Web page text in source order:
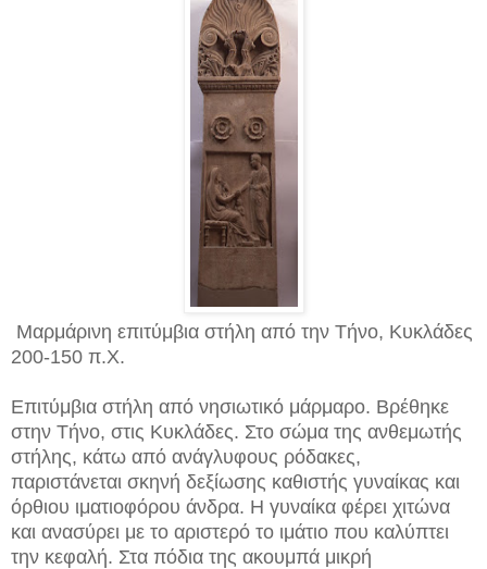
Μαρμάρινη επιτύμβια στήλη από την Τήνο, Κυκλάδες
200-150 π.X.
Επιτύμβια στήλη από νησιωτικό μάρμαρο. Bρέθηκε
στην Tήνο, στις Κυκλάδες. Στο σώμα της ανθεμωτής
στήλης, κάτω από ανάγλυφους ρόδακες,
παριστάνεται σκηνή δεξίωσης καθιστής γυναίκας και
όρθιου ιματιοφόρου άνδρα. H γυναίκα φέρει χιτώνα
και ανασύρει με το αριστερό το ιμάτιο που καλύπτει
την κεφαλή. Στα πόδια της ακουμπά μικρή